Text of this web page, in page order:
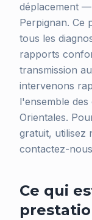
déplacement
Perpignan. Ce
tous les
rapports
transmission
intervenons
l'ensemble
Orientales.
gratuit, utilisez
contactez-
Ce qui